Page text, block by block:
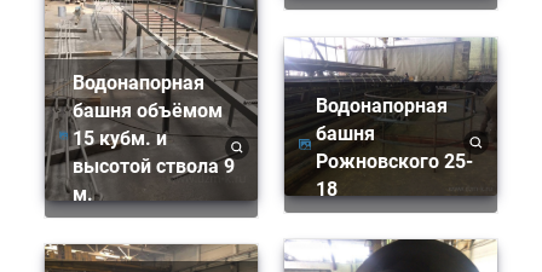
Водонапорная
башня объёмом
15 кубм. и
высотой ствола 9
м.
Водонапорная
башня
Рожновского 25-
18